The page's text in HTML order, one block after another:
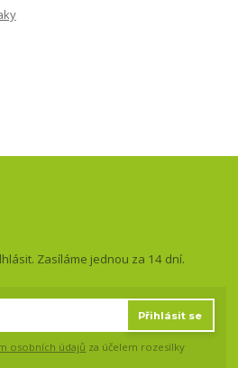
Zasíláme jednou za 14 dní.
Přihlásit se
osobních údajů za účelem rozesílky